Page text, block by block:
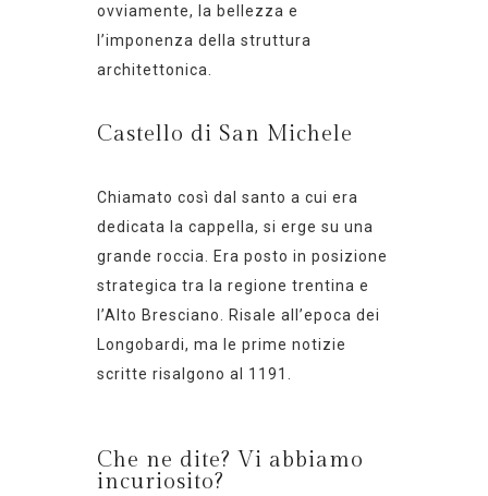
ovviamente, la bellezza e
l’imponenza della struttura
architettonica.
Castello di San Michele
Chiamato così dal santo a cui era
dedicata la cappella, si erge su una
grande roccia. Era posto in posizione
strategica tra la regione trentina e
l’Alto Bresciano. Risale all’epoca dei
Longobardi, ma le prime notizie
scritte risalgono al 1191.
Che ne dite? Vi abbiamo
incuriosito?